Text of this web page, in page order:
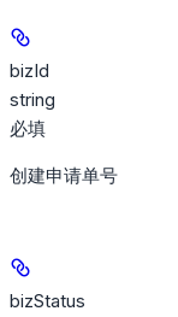
bizId
string
必填
创建申请单号
bizStatus